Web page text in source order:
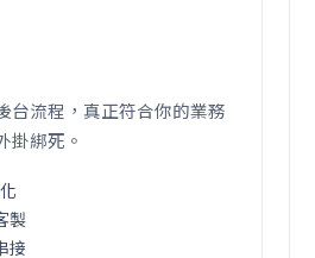
台流程，真正符合你的業務
掛綁死。
製
接